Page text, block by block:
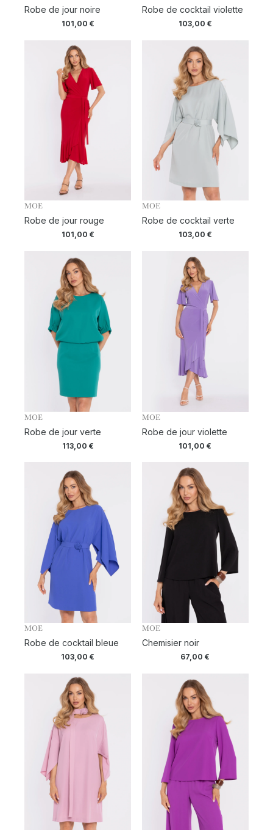
Robe de jour noire
101,00 €
Robe de cocktail violette
103,00 €
MOE
Robe de jour rouge
101,00 €
MOE
Robe de cocktail verte
103,00 €
MOE
Robe de jour verte
113,00 €
MOE
Robe de jour violette
101,00€
MOE
Robe de cocktail bleue
103,00€
MOE
Chemisier noir
67,00€